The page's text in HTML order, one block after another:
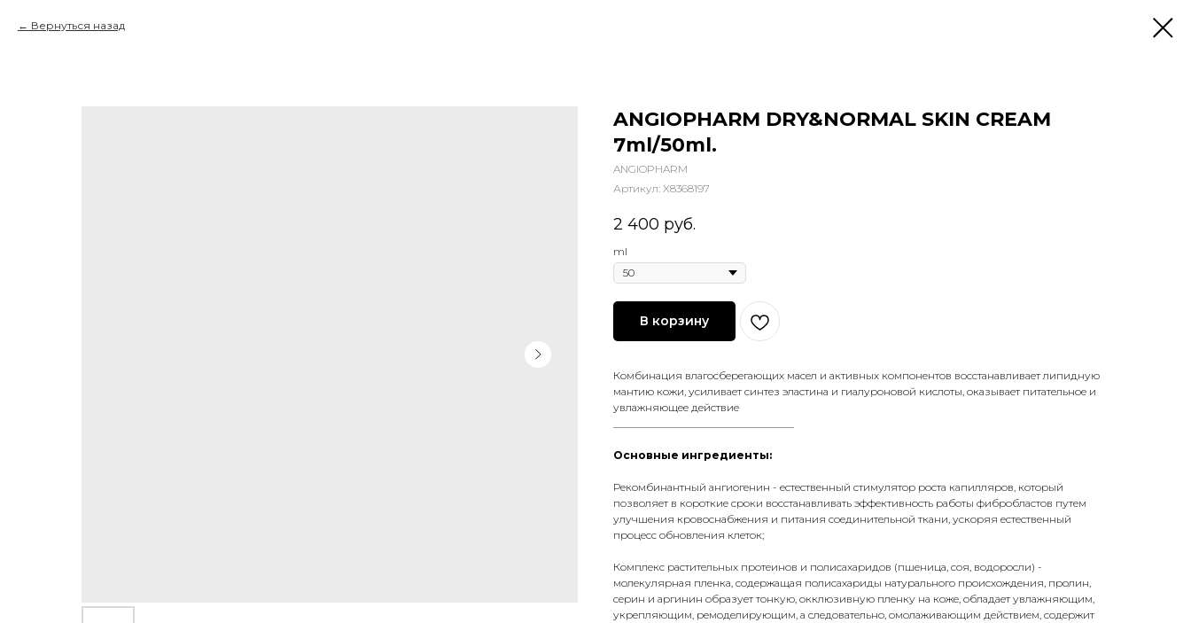
Вернуться назад
ANGIOPHARM DRY&NORMAL SKIN CREAM
7ml/50ml.
ANGIOPHARM
Артикул: X8368197
2 400 руб.
ml
В корзину
Комбинация влагосберегающих масел и активных компонентов восстанавливает липидную
мантию кожи, усиливает синтез эластина и гиалуроновой кислоты, оказывает питательное и
увлажняющее действие
Основные ингредиенты:
Рекомбинантный ангиогенин - естественный стимулятор роста капилляров, который
позволяет в короткие сроки восстанавливать эффективность работы фибробластов путем
улучшения кровоснабжения и питания соединительной ткани, ускоряя естественный
процесс обновления клеток;
Комплекс растительных протеинов и полисахаридов (пшеница, соя, водоросли) -
молекулярная пленка, содержащая полисахариды натурального происхождения, пролин,
серин и аргинин образует тонкую, окклюзивную пленку на коже, обладает увлажняющим,
укрепляющим, ремоделирующим, а следовательно, омолаживающим действием, содержит